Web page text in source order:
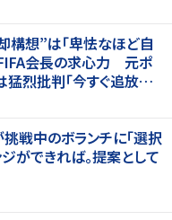
構想”は「卑怯なほど自
会長の求心力 元ポ
猛烈批判「今すぐ追放す
戦中のボランチに「選択
ができれば。提案として